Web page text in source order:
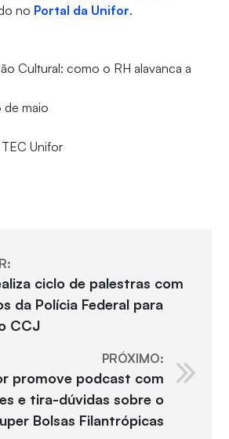
no Portal da Unifor.
Cultural: como o RH alavanca a
de maio
Unifor
ciclo de palestras com
da Polícia Federal para
CCJ
PRÓXIMO:
promove podcast com
e tira-dúvidas sobre o
Bolsas Filantrópicas